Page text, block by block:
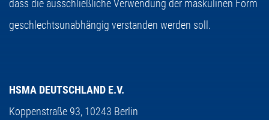
dass die ausschließliche Verwendung der maskulinen Form
geschlechtsunabhängig verstanden werden soll.
HSMA DEUTSCHLAND E.V.
Koppenstraße 93, 10243 Berlin